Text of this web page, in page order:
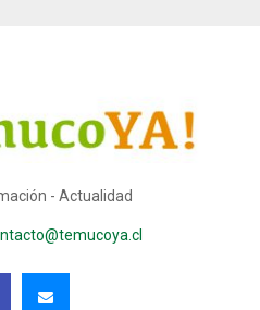
- Actualidad